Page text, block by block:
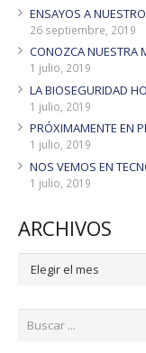
ENSAYOS A
26 septiembre, 2019
CONOZCA NUESTRA
1 julio, 2019
LA BIOSEGURIDAD
1 julio, 2019
PRÓXIMAMENTE EN
1 julio, 2019
NOS VEMOS EN
1 julio, 2019
ARCHIVOS
ARCHIVOS